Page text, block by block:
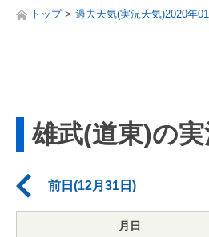
トップ 過去天気(実況天気)2020年01
雄武(道東)の
前日(12月31日)
月日